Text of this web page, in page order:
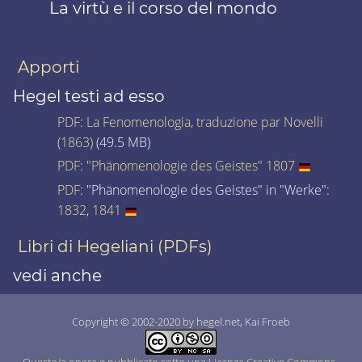
La virtù e il corso del mondo
Apporti
Hegel testi ad esso
PDF: La Fenomenologia, traduzione par Novelli
(1863)(49.5 MB)
PDF: "Phänomenologie des Geistes" 1807
PDF: "Phänomenologie des Geistes" in "Werke":
1832, 1841
Libri di Hegeliani (PDFs)
vedi anche
Copyright © 2002-2020 by hegel.net, Kai Froeb